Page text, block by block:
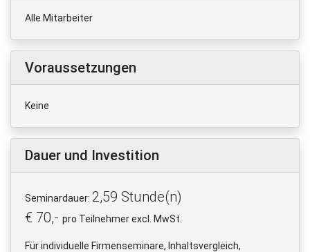
Alle Mitarbeiter
Voraussetzungen
Keine
Dauer und Investition
Seminardauer: 2,59 Stunde(n)
€ 70,- pro Teilnehmer excl. MwSt.
Für individuelle Firmenseminare, Inhaltsvergleich,